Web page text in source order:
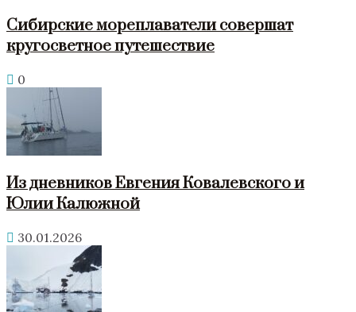
Сибирские мореплаватели совершат
кругосветное путешествие
0
Из дневников Евгения Ковалевского и
Юлии Калюжной
30.01.2026